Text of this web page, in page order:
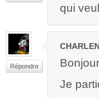
qui
Répondre
Je